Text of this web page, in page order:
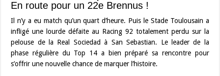
En route pour un 22e Brennus !
Il n’y a eu match qu’un quart d’heure. Puis le Stade Toulousain a
infligé une lourde défaite au Racing 92 totalement perdu sur la
pelouse de la Real Sociedad à San Sebastian. Le leader de la
phase régulière du Top 14 a bien préparé sa rencontre pour
s’offrir une nouvelle chance de marquer l’histoire.